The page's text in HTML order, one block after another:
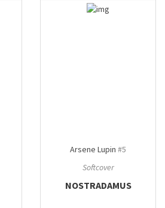
Arsene Lupin #5
Softcover
NOSTRADAMUS